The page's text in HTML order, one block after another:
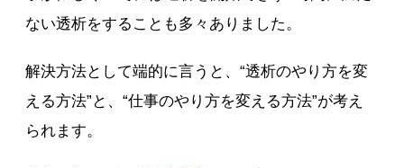
ない透析をすることも多々ありました。
解決方法として端的に言うと、“透析のやり方を変
える方法”と、“仕事のやり方を変える方法”が考え
られます。